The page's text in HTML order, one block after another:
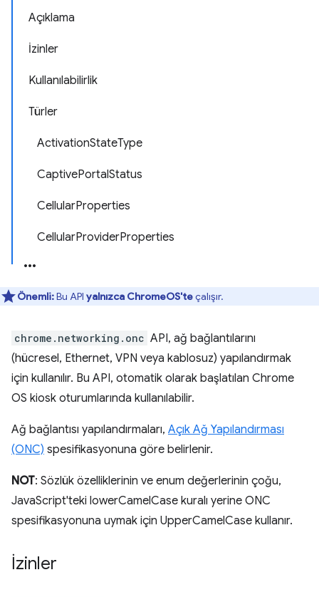
Açıklama
İzinler
Kullanılabilirlik
Türler
ActivationStateType
CaptivePortalStatus
CellularProperties
CellularProviderProperties
Önemli:Bu API yalnızca ChromeOS'teçalışır.
chrome.networking.onc API, ağ bağlantılarını
(hücresel, Ethernet, VPN veya kablosuz) yapılandırmak
için kullanılır. Bu API, otomatik olarak başlatılan Chrome
OS kiosk oturumlarında kullanılabilir.
Ağ bağlantısı yapılandırmaları, Açık Ağ Yapılandırması
(ONC) spesifikasyonuna göre belirlenir.
NOT: Sözlük özelliklerinin ve enum değerlerinin çoğu,
JavaScript'teki lowerCamelCase kuralı yerine ONC
spesifikasyonuna uymak için UpperCamelCase kullanır.
İzinler